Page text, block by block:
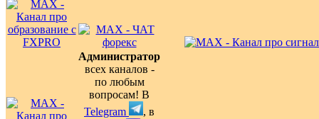
Администратор
всех каналов -
по любым
вопросам! В
Telegram
, в